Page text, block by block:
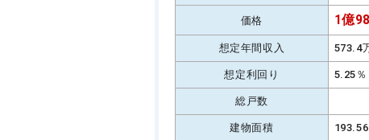
価格 1億
想定年間収入 573.4
想定利回り 5.25％
総戸数
建物面積